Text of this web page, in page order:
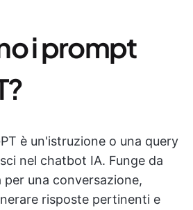
i prompt
è un'istruzione o una query
nel chatbot IA. Funge da
una conversazione,
risposte pertinenti e